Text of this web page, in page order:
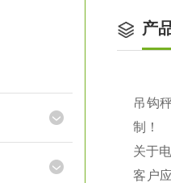
产
吊钩
制！
关于
客户